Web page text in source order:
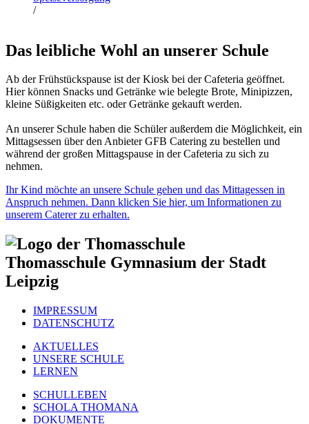
/
Das leibliche Wohl an unserer Schule
Ab der Frühstückspause ist der Kiosk bei der Cafeteria geöffnet.
Hier können Snacks und Getränke wie belegte Brote, Minipizzen,
kleine Süßigkeiten etc. oder Getränke gekauft werden.
An unserer Schule haben die Schüler außerdem die Möglichkeit, ein
Mittagsessen über den Anbieter GFB Catering zu bestellen und
während der großen Mittagspause in der Cafeteria zu sich zu
nehmen.
Ihr Kind möchte an unsere Schule gehen und das Mittagessen in
Anspruch nehmen. Dann klicken Sie hier, um Informationen zu
unserem Caterer zu erhalten.
Thomasschule Gymnasium der Stadt
Leipzig
IMPRESSUM
DATENSCHUTZ
AKTUELLES
UNSERE SCHULE
LERNEN
SCHULLEBEN
SCHOLA THOMANA
DOKUMENTE